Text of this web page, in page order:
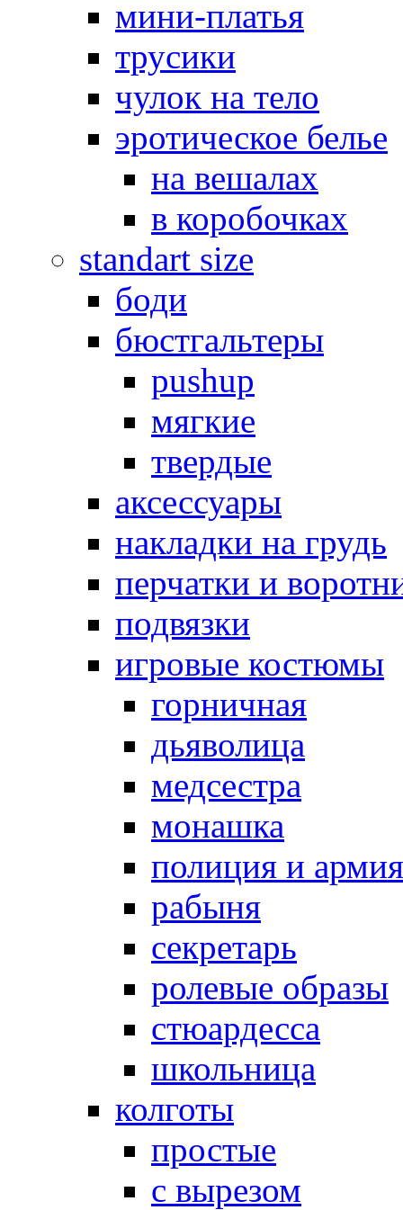
мини-платья
трусики
чулок на тело
эротическое белье
на вешалах
в коробочках
standart size
боди
бюстгальтеры
pushup
мягкие
твердые
аксессуары
накладки на грудь
перчатки и
подвязки
игровые костюмы
горничная
дьяволица
медсестра
монашка
полиция и армия
рабыня
секретарь
ролевые образы
стюардесса
школьница
колготы
простые
с вырезом